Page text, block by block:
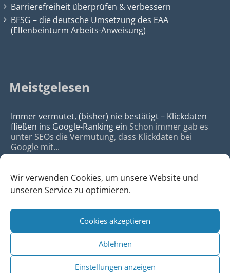
Wir verwenden Cookies, um unsere Website und
unseren Service zu optimieren.
Cookies akzeptieren
Ablehnen
Einstellungen anzeigen
Barrierefreiheit überprüfen & verbessern
BFSG – die deutsche Umsetzung des EAA
(Elfenbeinturm Arbeits-Anweisung)
Meistgelesen
Immer vermutet, (bisher) nie bestätigt – Klickdaten
fließen ins Google-Ranking ein Schon immer gab es
unter SEOs die Vermutung, dass Klickdaten bei
Google mit...
da Agency - Webagentur für Webdesign & SEO, Köln
•Webdesign Köln|SEO Köln|Sitemap|Impressum
|Datenschutz